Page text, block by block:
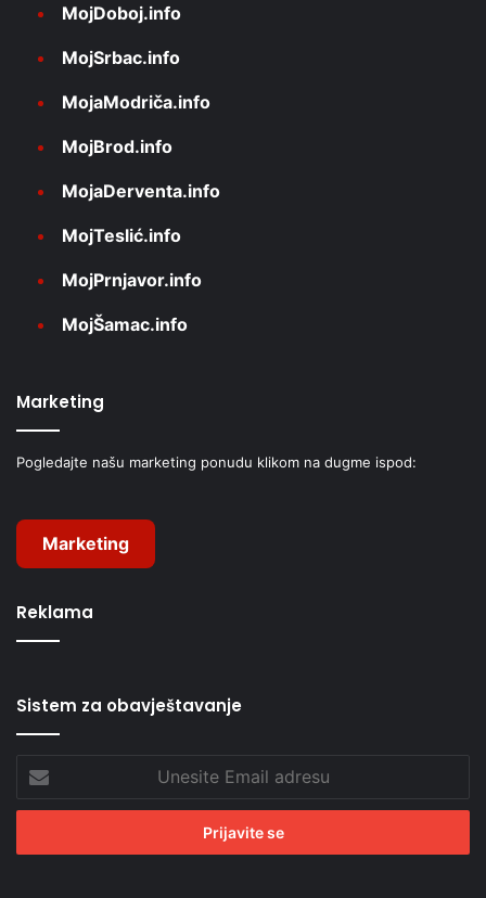
MojDoboj.info
MojSrbac.info
MojaModriča.info
MojBrod.info
MojaDerventa.info
MojTeslić.info
MojPrnjavor.info
MojŠamac.info
Marketing
Pogledajte našu marketing ponudu klikom na dugme ispod:
Marketing
Reklama
Sistem za obavještavanje
Email
adresu